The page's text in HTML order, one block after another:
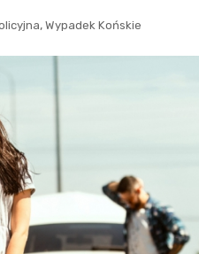
, Wypadek Końskie